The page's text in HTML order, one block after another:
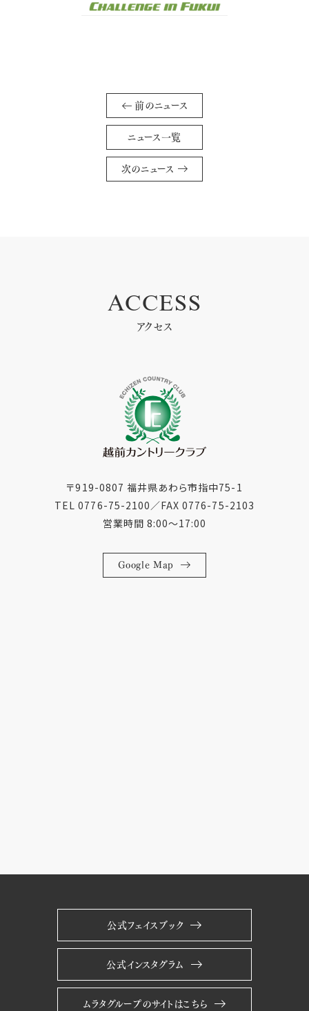
前のニュース
ニュース一覧
次のニュース
ACCESS
アクセス
〒919-0807 福井県あわら市指中75-1
TEL 0776-75-2100／FAX 0776-75-2103
営業時間 8:00〜17:00
Google Map
公式フェイスブック
公式インスタグラム
ムラタグループのサイトはこちら